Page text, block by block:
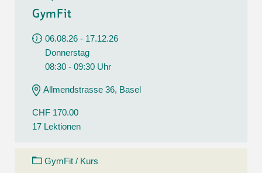
GymFit
06.08.26 - 17.12.26
Donnerstag
08:30 - 09:30 Uhr
Allmendstrasse 36, Basel
CHF 170.00
17 Lektionen
GymFit / Kurs